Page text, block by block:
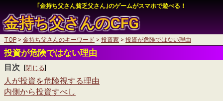
｢金持ち父さん貧乏父さん｣のゲームがスマホで遊べる！
金持ち父さんのCFG
TOP 金持ち父さんのキーワード 投資家 投資が危険ではない理由
投資が危険ではない理由
目次 閉じる
人が投資を危険視する理由
内側から投資すべし
My SoftBankログイン